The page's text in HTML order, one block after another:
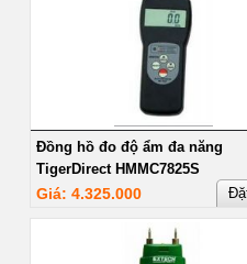
Đồng hồ đo độ ẩm đa năng
TigerDirect HMMC7825S
Giá: 4.325.000